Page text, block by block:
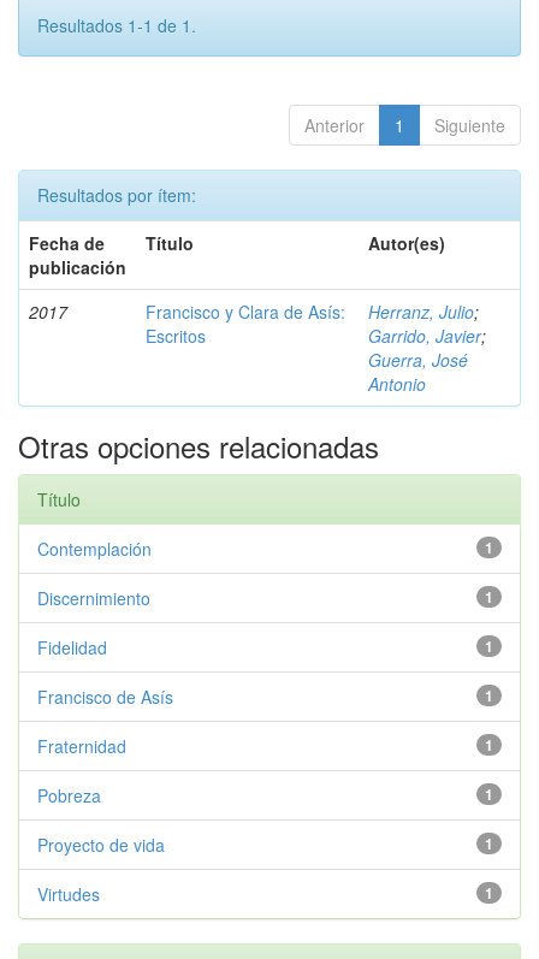
Resultados 1-1 de 1.
Anterior 1 Siguiente
Resultados por ítem:
Fecha de
publicación
Título Autor(es)
2017
Francisco y Clara de Asís:
Escritos
Herranz, Julio;
Garrido, Javier;
Guerra, José
Antonio
Otras opciones relacionadas
Título
1
Contemplación
1
Discernimiento
1
Fidelidad
1
Francisco de Asís
1
Fraternidad
1
Pobreza
1
Proyecto de vida
1
Virtudes